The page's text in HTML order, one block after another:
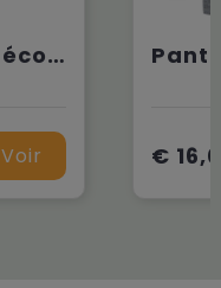
Pantalon de jogging écoresponsable femme
Voir €